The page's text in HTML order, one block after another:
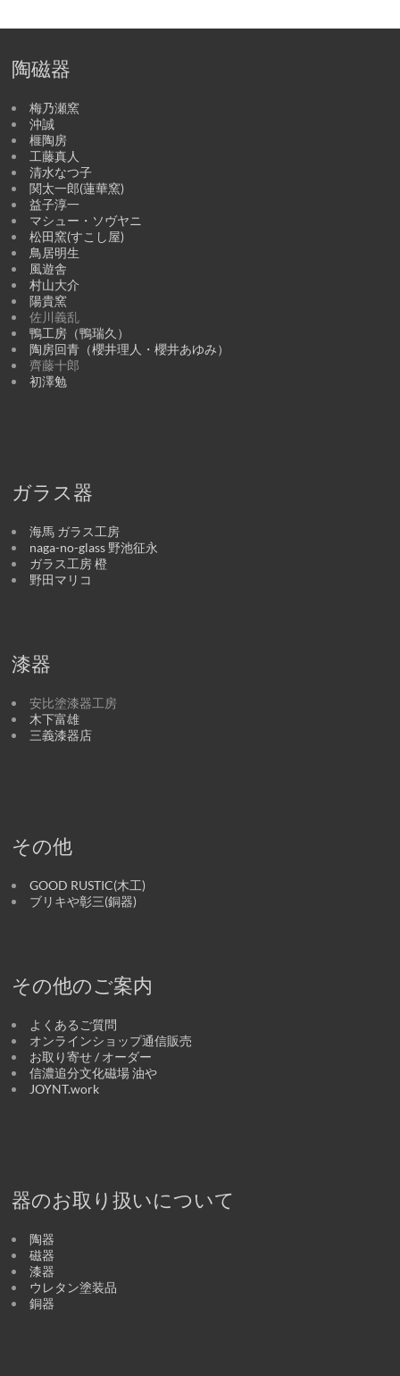
陶磁器
梅乃瀬窯
沖誠
榧陶房
工藤真人
清水なつ子
関太一郎(蓮華窯)
益子淳一
マシュー・ソヴヤニ
松田窯(すこし屋)
鳥居明生
風遊舎
村山大介
陽貴窯
佐川義乱
鴨工房（鴨瑞久）
陶房回青（櫻井理人・櫻井あゆみ）
齊藤十郎
初澤勉
ガラス器
海馬 ガラス工房
naga-no-glass 野池征永
ガラス工房 橙
野田マリコ
漆器
安比塗漆器工房
木下富雄
三義漆器店
その他
GOOD RUSTIC(木工)
ブリキや彰三(銅器)
その他のご案内
よくあるご質問
オンラインショップ通信販売
お取り寄せ / オーダー
信濃追分文化磁場 油や
JOYNT.work
器のお取り扱いについて
陶器
磁器
漆器
ウレタン塗装品
銅器